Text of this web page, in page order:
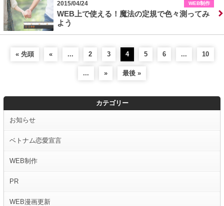
2015/04/24 WEB制作
WEB上で使える！魔法の定規で色々測ってみ
よう
« 先頭 « ... 2 3 4 5 6 ... 10
... » 最後 »
カテゴリー
お知らせ
ベトナム恋愛宣言
WEB制作
PR
WEB漫画更新